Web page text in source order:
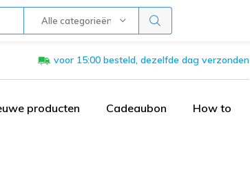
Alle categorieën
voor 15:00 besteld, dezelfde dag verzonden
producten Cadeaubon How to